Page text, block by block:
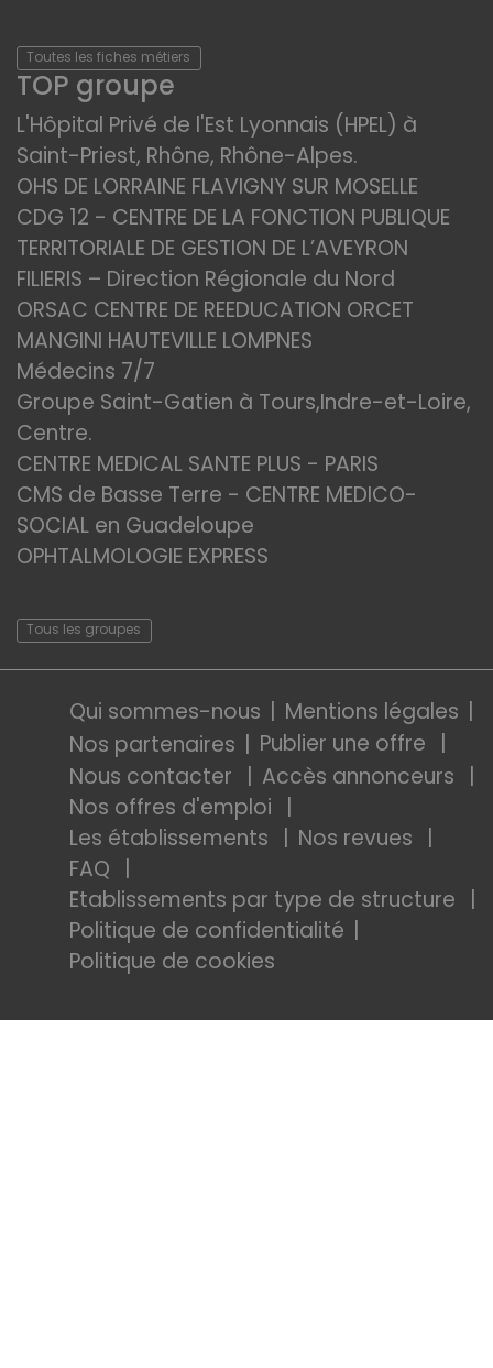
Toutes les fiches métiers
TOP groupe
L'Hôpital Privé de l'Est Lyonnais (HPEL) à
Saint-Priest, Rhône, Rhône-Alpes.
OHS DE LORRAINE FLAVIGNY SUR MOSELLE
CDG 12 - CENTRE DE LA FONCTION PUBLIQUE
TERRITORIALE DE GESTION DE L’AVEYRON
FILIERIS – Direction Régionale du Nord
ORSAC CENTRE DE REEDUCATION ORCET
MANGINI HAUTEVILLE LOMPNES
Médecins 7/7
Groupe Saint-Gatien à Tours,Indre-et-Loire,
Centre.
CENTRE MEDICAL SANTE PLUS - PARIS
CMS de Basse Terre - CENTRE MEDICO-
SOCIAL en Guadeloupe
OPHTALMOLOGIE EXPRESS
Tous les groupes
Qui sommes-nous
Mentions légales
Nos partenaires
Publier une offre
Nous contacter
Accès annonceurs
Nos offres d'emploi
Les établissements
Nos revues
FAQ
Etablissements par type de structure
Politique de confidentialité
Politique de cookies